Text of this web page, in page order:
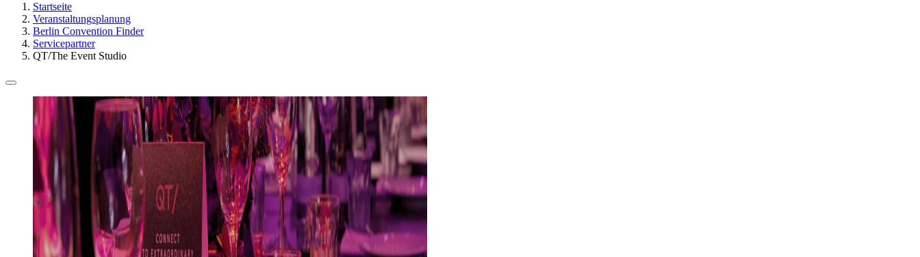
Favoriten
Startseite
Veranstaltungsplanung
Berlin Convention Finder
Servicepartner
QT/The Event Studio